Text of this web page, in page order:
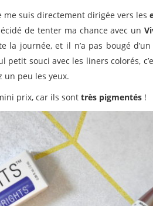
suis directement dirigée vers les
de tenter ma chance avec un
la journée, et il n’a pas bougé
souci avec les liners colorés,
un peu les yeux.
prix, car ils sont très pigmentés !